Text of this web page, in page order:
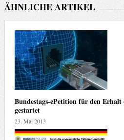
ÄHNLICHE ARTIKEL
Bundestags-ePetition für den
gestartet
23. Mai 2013